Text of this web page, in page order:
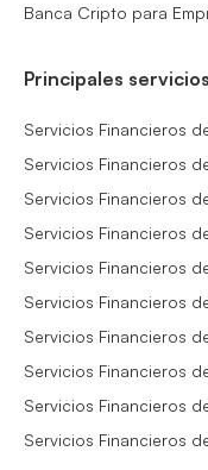
Banca Cripto para
Principales
Servicios Financieros
Servicios Financieros
Servicios Financieros
Servicios Financieros
Servicios Financieros
Servicios Financieros
Servicios Financieros
Servicios Financieros
Servicios Financieros
Servicios Financieros